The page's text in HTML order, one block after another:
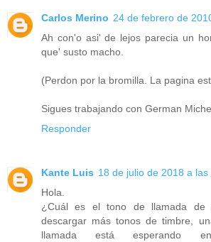
Carlos Merino 24 de febrero de
Ah con'o asi' de lejos parecia un
que' susto macho.
(Perdon por la bromilla. La pagina
Sigues trabajando con German
Responder
Kante Luis 18 de julio de 2018 a las
Hola.
¿Cuál es el tono de llamada de
descargar más tonos de timbre,
llamada está